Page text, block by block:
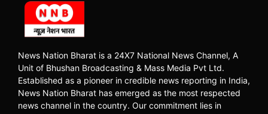
News Nation Bharat is a 24X7 National News Channel, A
Unit of Bhushan Broadcasting & Mass Media Pvt Ltd.
Established as a pioneer in credible news reporting in India,
News Nation Bharat has emerged as the most respected
news channel in the country. Our commitment lies in